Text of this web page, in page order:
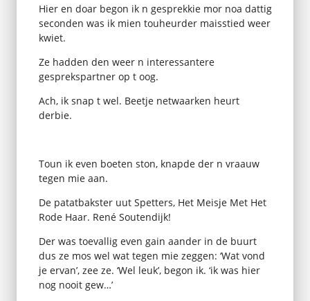
Hier en doar begon ik n gesprekkie mor noa dattig
seconden was ik mien touheurder maisstied weer
kwiet.
Ze hadden den weer n interessantere
gesprekspartner op t oog.
Ach, ik snap t wel. Beetje netwaarken heurt
derbie.
Toun ik even boeten ston, knapde der n vraauw
tegen mie aan.
De patatbakster uut Spetters, Het Meisje Met Het
Rode Haar. René Soutendijk!
Der was toevallig even gain aander in de buurt
dus ze mos wel wat tegen mie zeggen: ‘Wat vond
je ervan’, zee ze. ‘Wel leuk’, begon ik. ‘ik was hier
nog nooit gew…’